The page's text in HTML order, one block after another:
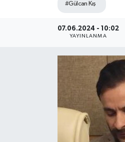
#Gülcan Kış
07.06.2024 - 10:02
YAYINLANMA